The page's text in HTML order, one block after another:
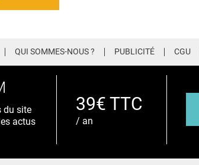
QUI SOMMES-NOUS ? PUBLICITÉ CGU
du site
actus
39€ TTC
/ an